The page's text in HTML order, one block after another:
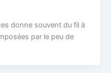
donne souvent du fil à
par le peu de